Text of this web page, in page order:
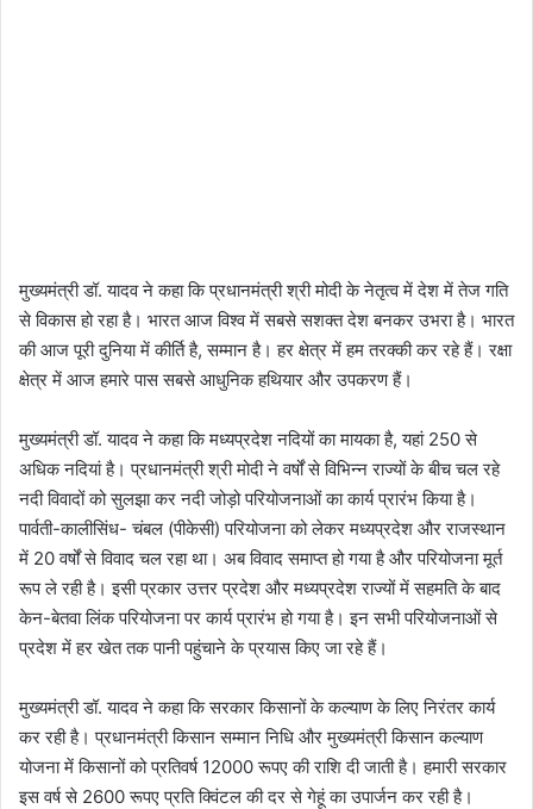
मुख्यमंत्री डॉ. यादव ने कहा कि प्रधानमंत्री श्री मोदी के नेतृत्व में देश में तेज गति
से विकास हो रहा है। भारत आज विश्व में सबसे सशक्त देश बनकर उभरा है। भारत
की आज पूरी दुनिया में कीर्ति है, सम्मान है। हर क्षेत्र में हम तरक्की कर रहे हैं। रक्षा
क्षेत्र में आज हमारे पास सबसे आधुनिक हथियार और उपकरण हैं।
मुख्यमंत्री डॉ. यादव ने कहा कि मध्यप्रदेश नदियों का मायका है, यहां 250 से
अधिक नदियां है। प्रधानमंत्री श्री मोदी ने वर्षों से विभिन्न राज्यों के बीच चल रहे
नदी विवादों को सुलझा कर नदी जोड़ो परियोजनाओं का कार्य प्रारंभ किया है।
पार्वती-कालीसिंध-चंबल (पीकेसी) परियोजना को लेकर मध्यप्रदेश और राजस्थान
में 20 वर्षों से विवाद चल रहा था। अब विवाद समाप्त हो गया है और परियोजना मूर्त
रूप ले रही है। इसी प्रकार उत्तर प्रदेश और मध्यप्रदेश राज्यों में सहमति के बाद
केन-बेतवा लिंक परियोजना पर कार्य प्रारंभ हो गया है। इन सभी परियोजनाओं से
प्रदेश में हर खेत तक पानी पहुंचाने के प्रयास किए जा रहे हैं।
मुख्यमंत्री डॉ. यादव ने कहा कि सरकार किसानों के कल्याण के लिए निरंतर कार्य
कर रही है। प्रधानमंत्री किसान सम्मान निधि और मुख्यमंत्री किसान कल्याण
योजना में किसानों को प्रतिवर्ष 12000 रूपए की राशि दी जाती है। हमारी सरकार
इस वर्ष से 2600 रूपए प्रति क्विंटल की दर से गेहूं का उपार्जन कर रही है।